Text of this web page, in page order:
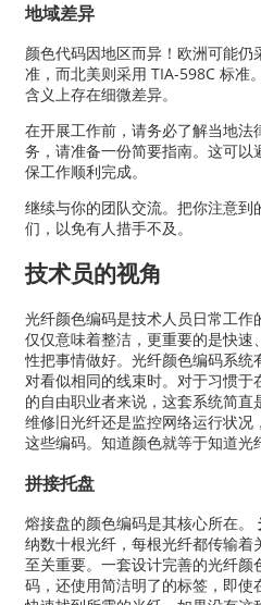
地域差异
颜色代码因地区而异！欧洲可能仍
准，而北美则采用 TIA-598C 标准
含义上存在细微差异。
在开展工作前，请务必了解当地法
务，请准备一份简要指南。这可以
保工作顺利完成。
继续与你的团队交流。把你注意到
们，以免有人措手不及。
技术员的视角
光纤颜色编码是技术人员日常工作
仅仅意味着整洁，更重要的是快速
性把事情做好。光纤颜色编码系
对看似相同的线束时。对于习惯
的自由职业者来说，这套系统简直
维修旧光纤还是监控网络运行状况
这些编码。知道颜色就等于知道光
拼接托盘
熔接盘的颜色编码是其核心所在。
纳数十根光纤，每根光纤都传输
至关重要。一套设计完善的光纤颜
码，还使用简洁明了的标签，即使